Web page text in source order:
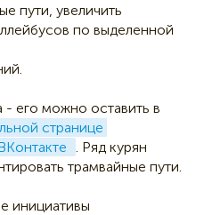
пути, увеличить
по выделенной
- его можно оставить в
странице
. Ряд курян
трамвайные пути.
инициативы